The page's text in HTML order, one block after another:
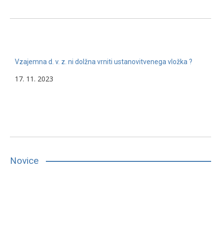
Vzajemna d. v. z. ni dolžna vrniti ustanovitvenega vložka ?
17. 11. 2023
Novice